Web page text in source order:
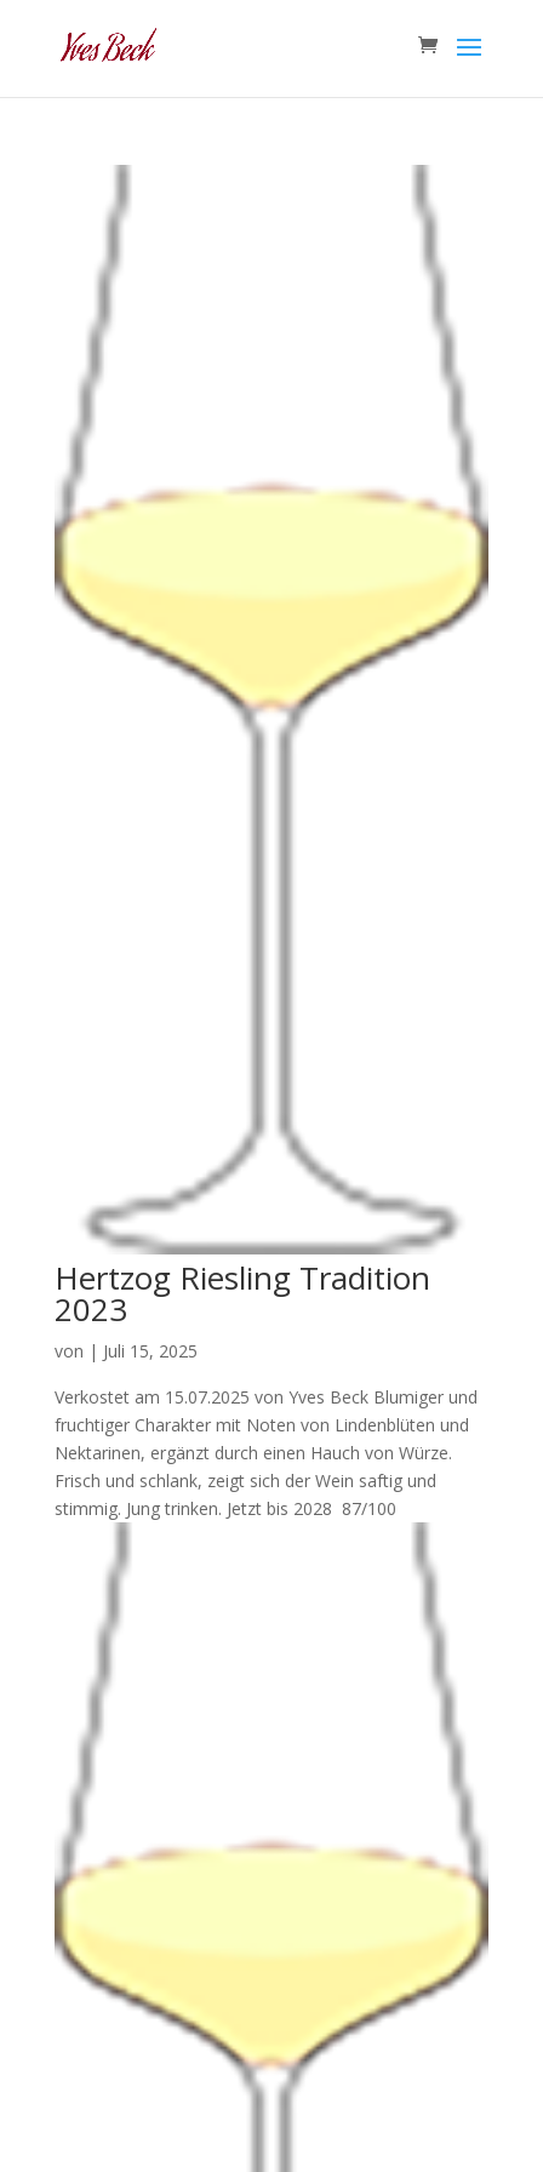
Hertzog Riesling Tradition
2023
von | Juli 15, 2025
Verkostet am 15.07.2025 von Yves Beck Blumiger und
fruchtiger Charakter mit Noten von Lindenblüten und
Nektarinen, ergänzt durch einen Hauch von Würze.
Frisch und schlank, zeigt sich der Wein saftig und
stimmig. Jung trinken. Jetzt bis 2028 87/100